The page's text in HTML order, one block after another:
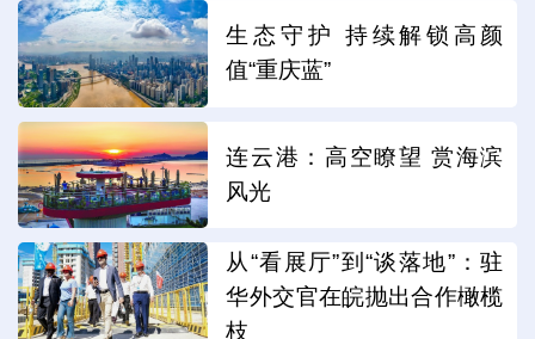
生态守护 持续解锁高颜
值“重庆蓝”
连云港：高空瞭望 赏海滨
风光
从“看展厅”到“谈落地”：驻
华外交官在皖抛出合作橄榄
枝